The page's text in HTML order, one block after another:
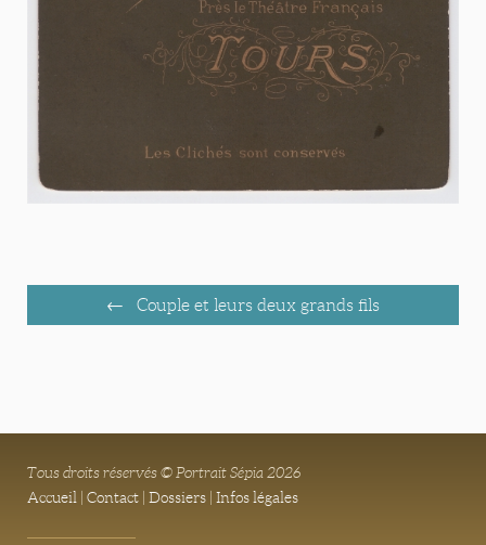
Couple et leurs deux grands fils
Tous droits réservés © Portrait Sépia 2026
Accueil
Contact Dossiers Infos légales